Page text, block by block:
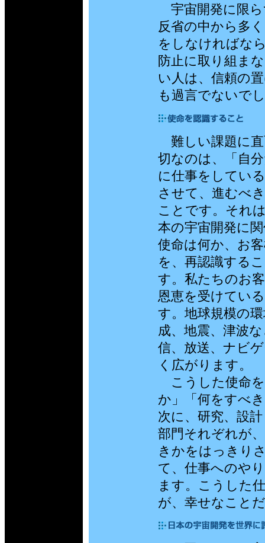
宇宙開発に限ら
反省の中から多
をしなければな
防止に取り組ま
い人は、信頼の
も過言でないで
難しい課題に
切なのは、「自
に仕事をしてい
させて、進むべ
ことです。それ
本の宇宙開発に
使命は何か、お
を、再認識する
す。私たちのお
恩恵を受けてい
す。地球規模の
成、地震、津波
信、放送、ナビ
く広がります。
こうした使命
か」「何をすべ
次に、研究、設
部門それぞれが
きかをはっきり
て、仕事へのや
ます。こうした
が、幸せなこと